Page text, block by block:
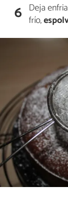
6 Deja
frío,